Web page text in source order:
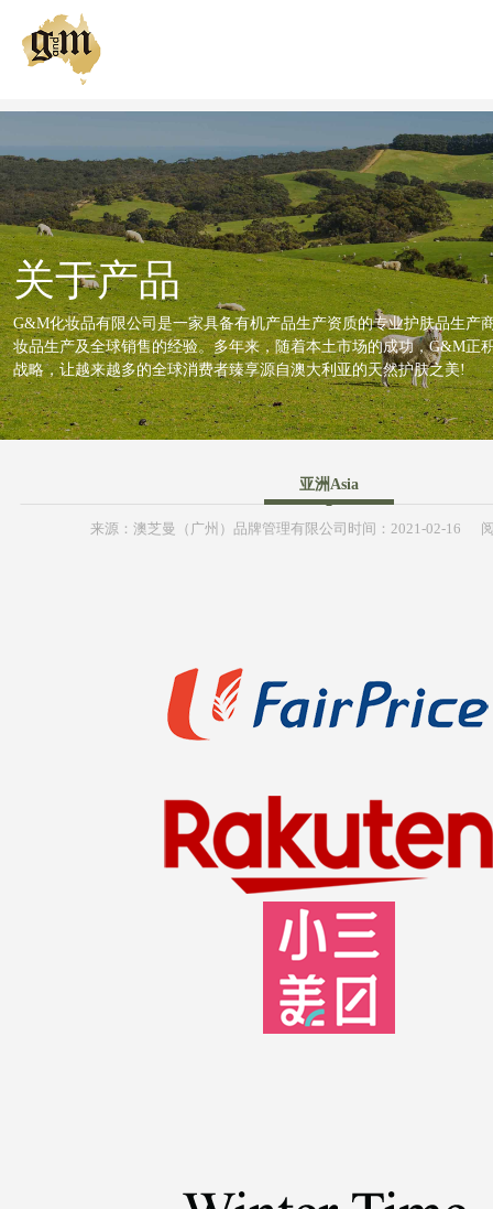
关于产品
我们的肌肤策略
健康肌肤俱乐部
全球购买
关于产品
G&M化妆品有限公司是一家具备有机产品生产资质的专业护肤品生产
妆品生产及全球销售的经验。多年来，随着本土市场的成功，G&M正
战略，让越来越多的全球消费者臻享源自澳大利亚的天然护肤之美!
亚洲Asia
来源： 澳芝曼（广州）品牌管理有限公司 时间： 2021-02-16